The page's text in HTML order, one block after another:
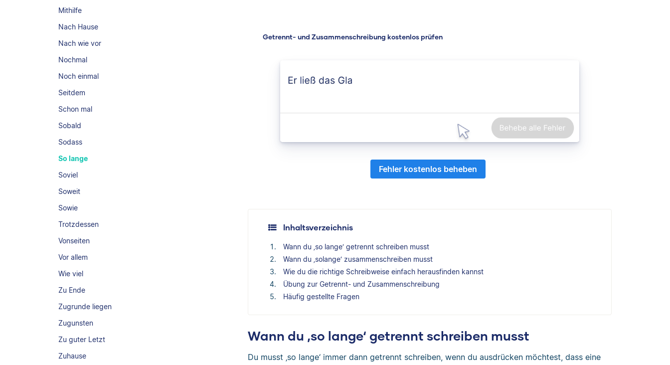
Mithilfe
Nach Hause
Nach wie vor
Nochmal
Noch einmal
Seitdem
Schon mal
Sobald
Sodass
So lange
Soviel
Soweit
Sowie
Trotzdessen
Vonseiten
Vor allem
Wie viel
Zu Ende
Zugrunde liegen
Zugunsten
Zu guter Letzt
Zuhause
Getrennt- und Zusammenschreibung kostenlos prüfen
Fehler kostenlos beheben
Inhaltsverzeichnis
Wann du ‚so lange‘ getrennt schreiben musst
Wann du ‚solange‘ zusammenschreiben musst
Wie du die richtige Schreibweise einfach herausfinden kannst
Übung zur Getrennt- und Zusammenschreibung
Häufig gestellte Fragen
Wann du ‚so lange‘ getrennt schreiben musst
Du musst ‚so lange‘ immer dann getrennt schreiben, wenn du ausdrücken möchtest, dass eine